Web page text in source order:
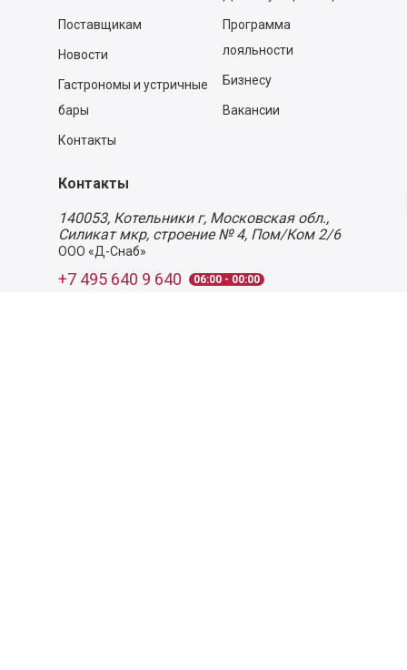
Поставщикам
Новости
Гастрономы и устричные
бары
Контакты
Программа
лояльности
Бизнесу
Вакансии
Контакты
140053, Котельники г, Московская обл.,
Силикат мкр, строение № 4, Пом/Ком 2/6
ООО «Д-Снаб»
+7 495 640 9 640 06:00 - 00:00